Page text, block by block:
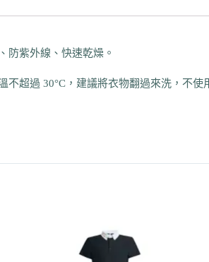
防紫外線、快速乾燥。
不超過 30°C，建議將衣物翻過來洗，不